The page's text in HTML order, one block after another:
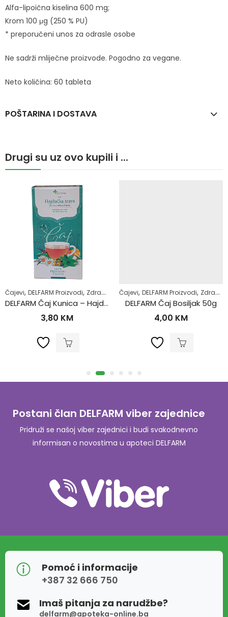
Alfa-lipoična kiselina 600 mg;
Krom 100 μg (250 % PU)
* preporučeni unos za odrasle osobe
Ne sadrži mliječne proizvode. Pogodno za vegane.
Neto količina: 60 tableta
POŠTARINA I DOSTAVA
Drugi su uz ovo kupili i ...
,Samoliječenje, Zdrav život
Čajevi, DELFARM Proizvodi, Zdrav život
DELFARM Čaj Kunica – Hajdučka trava 50g
3,80 KM
Čajevi, DELFARM Proizvodi, Zdrav život
DELFARM Čaj Bosiljak 50g
4,00 KM
Postani član DELFARM viber zajednice
Pridruži se našoj viber zajednici i budi svakodnevno
informisan o novostima u apoteci DELFARM
Pomoć i informacije
+387 32 666 750
Imaš pitanja za narudžbe?
delfarm@apoteka-online.ba